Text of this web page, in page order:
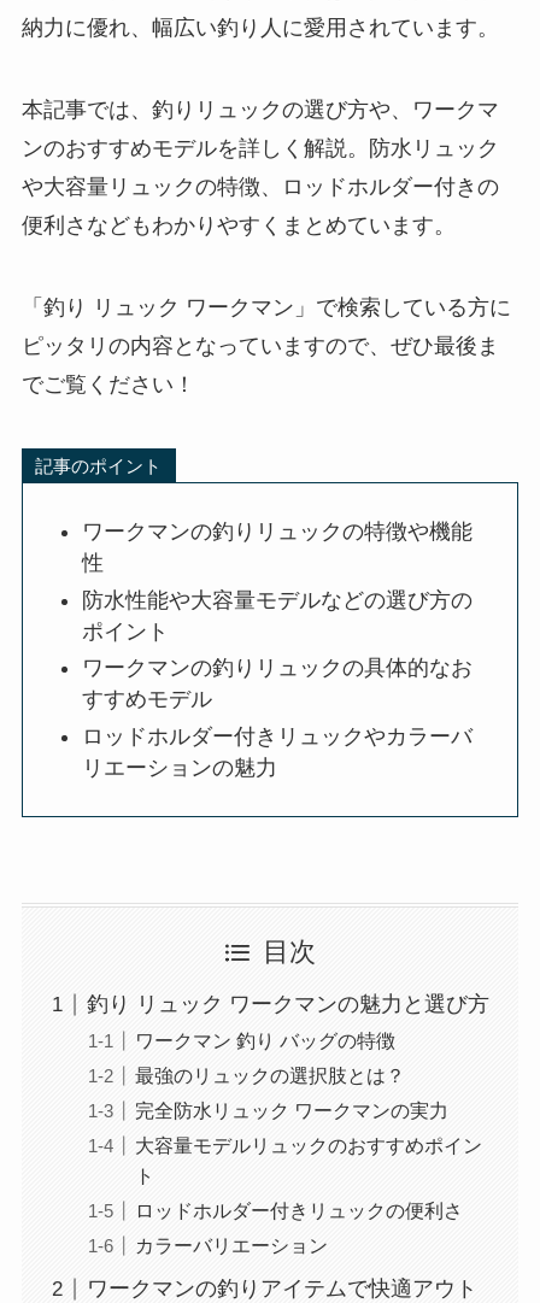
納力に優れ、幅広い釣り人に愛用されています。
本記事では、釣りリュックの選び方や、ワークマ
ンのおすすめモデルを詳しく解説。防水リュック
や大容量リュックの特徴、ロッドホルダー付きの
便利さなどもわかりやすくまとめています。
「釣り リュック ワークマン」で検索している方に
ピッタリの内容となっていますので、ぜひ最後ま
でご覧ください！
記事のポイント
ワークマンの釣りリュックの特徴や機能
性
防水性能や大容量モデルなどの選び方の
ポイント
ワークマンの釣りリュックの具体的なお
すすめモデル
ロッドホルダー付きリュックやカラーバ
リエーションの魅力
目次
釣り リュック ワークマンの魅力と選び方
ワークマン 釣り バッグの特徴
最強のリュックの選択肢とは？
完全防水リュック ワークマンの実力
大容量モデルリュックのおすすめポイン
ト
ロッドホルダー付きリュックの便利さ
カラーバリエーション
ワークマンの釣りアイテムで快適アウト